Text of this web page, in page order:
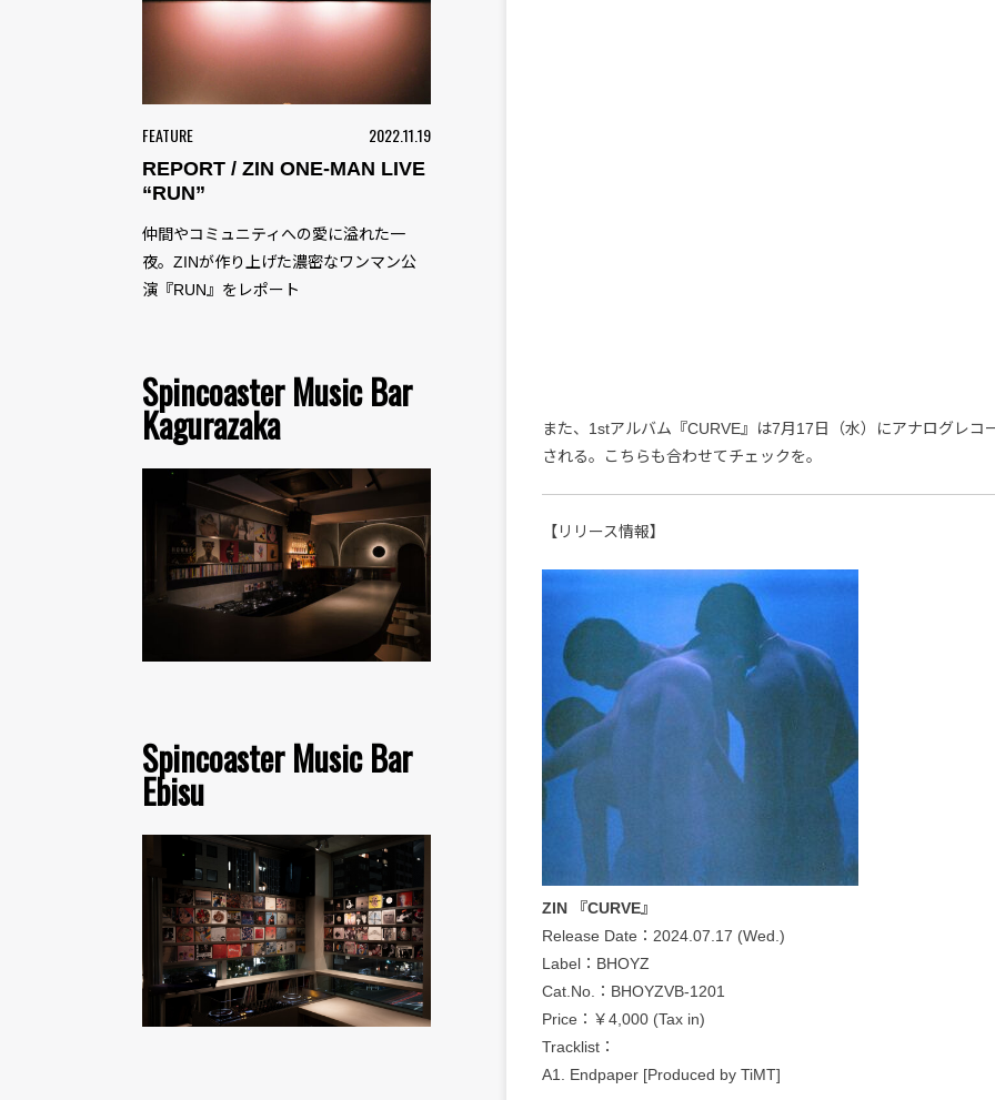
FEATURE 2022.11.19
REPORT / ZIN ONE-MAN LIVE
“RUN”
仲間やコミュニティへの愛に溢れた一
夜。ZINが作り上げた濃密なワンマン公
演『RUN』をレポート
Spincoaster Music Bar
Kagurazaka
Spincoaster Music Bar
Ebisu
また、1stアルバム『CURVE』は7月17日（水）にアナログレコ
される。こちらも合わせてチェックを。
【リリース情報】
ZIN 『CURVE』
Release Date：2024.07.17 (Wed.)
Label：BHOYZ
Cat.No.：BHOYZVB-1201
Price：￥4,000 (Tax in)
Tracklist：
A1. Endpaper [Produced by TiMT]